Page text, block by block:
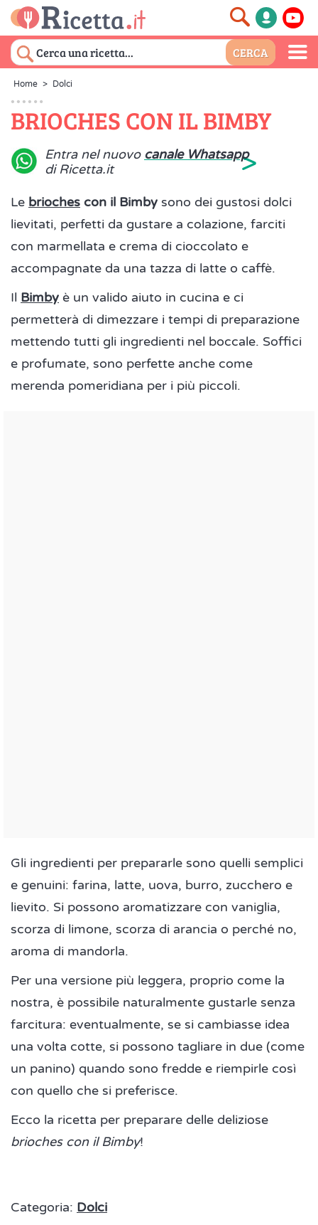
Home > Dolci
BRIOCHES CON IL BIMBY
Entra nel nuovo canale Whatsapp
di Ricetta.it
>
Le brioches con il Bimby sono dei gustosi dolci
lievitati, perfetti da gustare a colazione, farciti
con marmellata e crema di cioccolato e
accompagnate da una tazza di latte o caffè.
Il Bimby è un valido aiuto in cucina e ci
permetterà di dimezzare i tempi di preparazione
mettendo tutti gli ingredienti nel boccale. Soffici
e profumate, sono perfette anche come
merenda pomeridiana per i più piccoli.
Gli ingredienti per prepararle sono quelli semplici
e genuini: farina, latte, uova, burro, zucchero e
lievito. Si possono aromatizzare con vaniglia,
scorza di limone, scorza di arancia o perché no,
aroma di mandorla.
Per una versione più leggera, proprio come la
nostra, è possibile naturalmente gustarle senza
farcitura: eventualmente, se si cambiasse idea
una volta cotte, si possono tagliare in due (come
un panino) quando sono fredde e riempirle così
con quello che si preferisce.
Ecco la ricetta per preparare delle deliziose
brioches con il Bimby!
Categoria: Dolci